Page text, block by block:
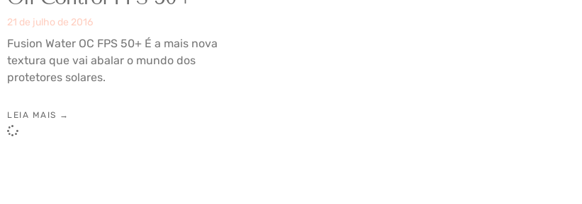
21 de julho de 2016
Fusion Water OC FPS 50+ É a mais nova
textura que vai abalar o mundo dos
protetores solares.
LEIA MAIS →